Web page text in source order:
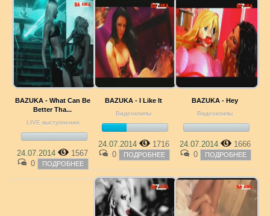
BAZUKA - What Can Be
Better Tha...
LIVE выступления
24.07.2014
1567
0
ПОДРОБНЕЕ
BAZUKA - I Like It
Видеоклипы
24.07.2014
1716
0
ПОДРОБНЕЕ
BAZUKA - Hey
Видеоклипы
24.07.2014
1666
0
ПОДРОБНЕЕ